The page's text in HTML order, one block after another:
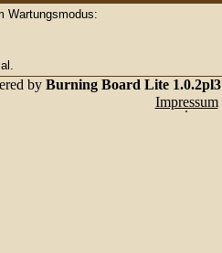
Wartungsmodus:
by Burning Board Lite 1.0.2pl3
Impressum